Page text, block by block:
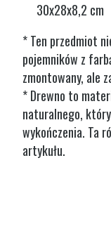
30x28x8,2 cm
* Ten przedmiot
pojemników z
zmontowany, ale
* Drewno to
naturalnego,
wykończenia. Ta
artykułu.